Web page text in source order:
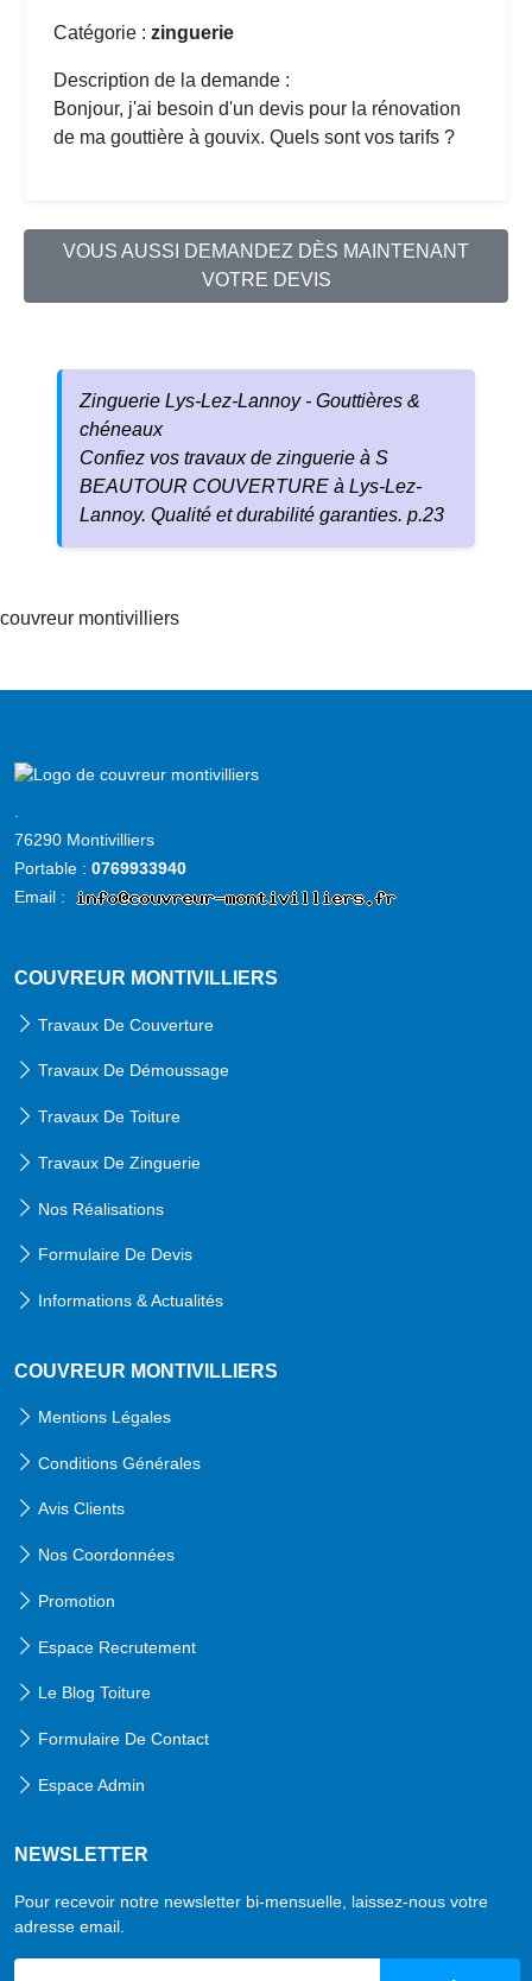
Catégorie : zinguerie
Description de la demande :
Bonjour, j'ai besoin d'un devis pour la rénovation
de ma gouttière à gouvix. Quels sont vos tarifs ?
VOUS AUSSI DEMANDEZ DÈS MAINTENANT
VOTRE DEVIS
Zinguerie Lys-Lez-Lannoy - Gouttières &
chéneaux
Confiez vos travaux de zinguerie à S
BEAUTOUR COUVERTURE à Lys-Lez-
Lannoy. Qualité et durabilité garanties. p.23
couvreur montivilliers
Accueil
76290 Montivilliers
Portable : 0769933940
Email :
COUVREUR MONTIVILLIERS
Travaux De Couverture
Travaux De Démoussage
Travaux De Toiture
Travaux De Zinguerie
Nos Réalisations
Formulaire De Devis
Informations & Actualités
COUVREUR MONTIVILLIERS
Mentions Légales
Conditions Générales
Avis Clients
Nos Coordonnées
Promotion
Espace Recrutement
Le Blog Toiture
Formulaire De Contact
Espace Admin
NEWSLETTER
Pour recevoir notre newsletter bi-mensuelle, laissez-nous votre
adresse email.